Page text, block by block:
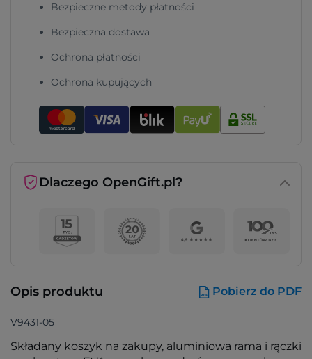
Bezpieczne metody płatności
Bezpieczna dostawa
Ochrona płatności
Ochrona kupujących
Dlaczego OpenGift.pl?
Opis produktu Pobierz do PDF
V9431-05
Składany koszyk na zakupy, aluminiowa rama i rączki